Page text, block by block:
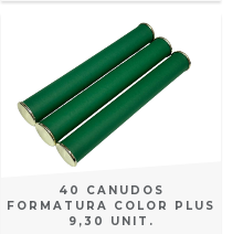
40 CANUDOS
FORMATURA COLOR PLUS
9,30 UNIT.